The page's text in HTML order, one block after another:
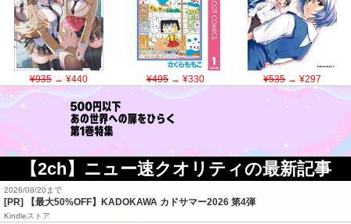
¥935→ ¥440 ¥495→ ¥330 ¥535→ ¥297
【2ch】ニュー速クオリティの最新記事
2026/08/20まで
[PR] 【最大50%OFF】KADOKAWA カドサマー2026 第4弾
Kindleストア